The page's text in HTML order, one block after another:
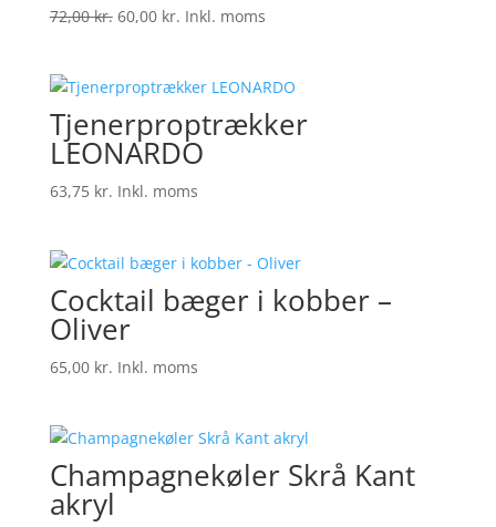
72,00kr. Den
var:
72,00 kr..
60,00 kr.Den
er:
60,00 kr..
Inkl. moms
Tjenerproptrækker
LEONARDO
63,75 kr. Inkl. moms
Cocktail bæger i kobber –
Oliver
65,00 kr. Inkl. moms
Champagnekøler Skrå Kant
akryl